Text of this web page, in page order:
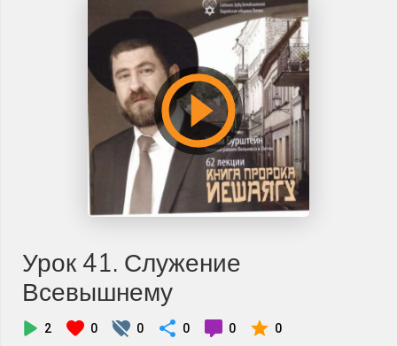
Урок 41. Служение
Всевышнему
2 0 0 0 0 0